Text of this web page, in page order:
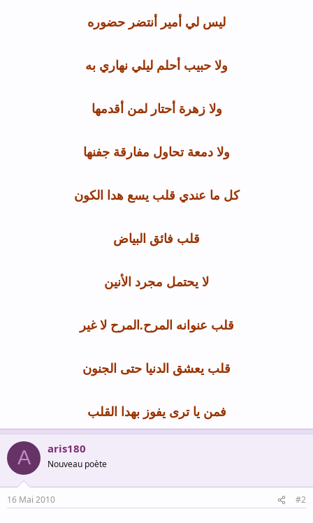
ليس لي أمير أنتضر حضوره
ولا حبيب أحلم ليلي نهاري به
ولا زهرة أحتار لمن أقدمها
ولا دمعة تحاول مفارقة جفنها
كل ما عندي قلب يسع هدا الكون
قلب فائق البياض
لا يحتمل مجرد الأنين
قلب عنوانه المرح.المرح لا غير
قلب يعشق الدنيا حتى الجنون
فمن يا ترى يفوز بهدا القلب
A aris180
Nouveau poète
16 Mai 2010 #2